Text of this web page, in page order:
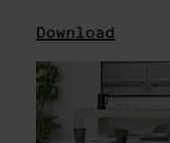
Download